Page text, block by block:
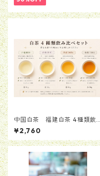
中国白茶 福建白茶 4種類飲
み比べセット（計40g）
¥2,760